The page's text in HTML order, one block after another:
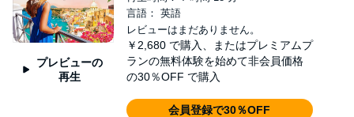
プレビューの
再生
言語： 英語
レビューはまだありません。
￥2,680 で購入、またはプレミアムプ
ランの無料体験を始めて非会員価格
の30％OFF で購入
会員登録で30％OFF